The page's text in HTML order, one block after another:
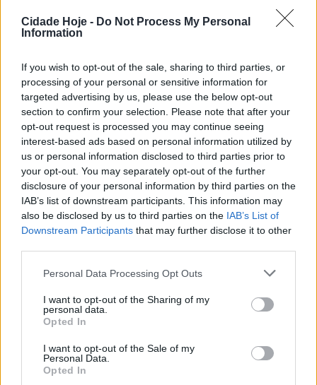
Cidade Hoje - Do Not Process My Personal
Information
If you wish to opt-out of the sale, sharing to third parties, or
processing of your personal or sensitive information for
targeted advertising by us, please use the below opt-out
section to confirm your selection. Please note that after your
opt-out request is processed you may continue seeing
interest-based ads based on personal information utilized by
us or personal information disclosed to third parties prior to
your opt-out. You may separately opt-out of the further
disclosure of your personal information by third parties on the
IAB’s list of downstream participants. This information may
also be disclosed by us to third parties on the IAB’s List of
Downstream Participants that may further disclose it to other
Personal Data Processing Opt Outs
I want to opt-out of the Sharing of my
personal data.
Opted In
I want to opt-out of the Sale of my
Personal Data.
Opted In
A iniciativa é aberta à comunidade, sendo que cada
famalicense poderá adotar até três exemplares.
Estarão disponíveis para adoção cerca de 3 mil
árvores e arbustos de espécies florestais, de fruto e
aromáticas.
O evento integra-se na estratégia municipal de
climática e incentivo a estilos de vida sustentáveis.
O Município tem em curso o projeto “60 000 árvores
para 2030” para um território mais verde, biodiverso e
preparado para os desafios ambientais.
adoção